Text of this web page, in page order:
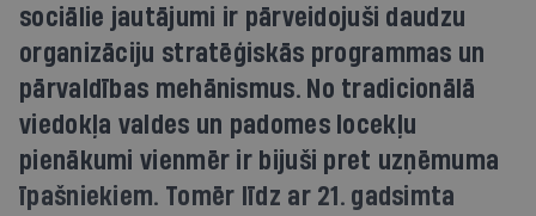
sociālie jautājumi ir pārveidojuši daudzu
organizāciju stratēģiskās programmas un
pārvaldības mehānismus. No tradicionālā
viedokļa valdes un padomes locekļu
pienākumi vienmēr ir bijuši pret uzņēmuma
īpašniekiem. Tomēr līdz ar 21. gadsimta